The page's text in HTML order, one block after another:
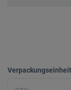
Verpackungseinheit